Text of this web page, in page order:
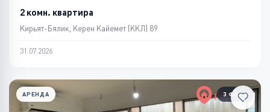
2 комн. квартира
Кирьят-Бялик, Керен Кайемет (ККЛ) 89
31.07.2026
3 ФОТО
АРЕНДА